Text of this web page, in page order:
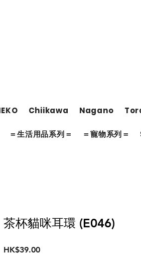
Chiikawa Nagano
＝生活用品系列＝ ＝寵物系列＝
茶杯貓咪耳環 (E046)
HK$39.00價